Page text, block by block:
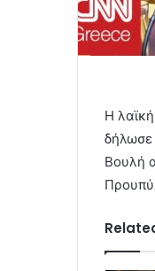
Η
δήλωσε
Βουλή